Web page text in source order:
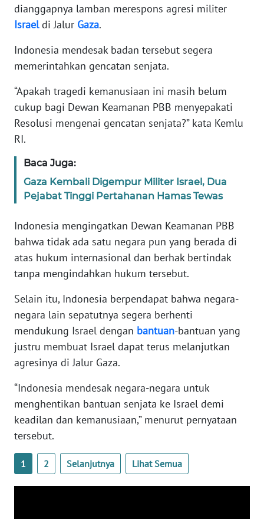
dianggapnya lamban merespons agresi militer
Israeldi Jalur Gaza.
Indonesia mendesak badan tersebut segera
memerintahkan gencatan senjata.
“Apakah tragedi kemanusiaan ini masih belum
cukup bagi Dewan Keamanan PBB menyepakati
Resolusi mengenai gencatan senjata?” kata Kemlu
RI.
Baca Juga:
Gaza Kembali Digempur Militer Israel, Dua
Pejabat Tinggi Pertahanan Hamas Tewas
Indonesia mengingatkan Dewan Keamanan PBB
bahwa tidak ada satu negara pun yang berada di
atas hukum internasional dan berhak bertindak
tanpa mengindahkan hukum tersebut.
Selain itu, Indonesia berpendapat bahwa negara-
negara lain sepatutnya segera berhenti
mendukung Israel dengan bantuan-bantuan yang
justru membuat Israel dapat terus melanjutkan
agresinya di Jalur Gaza.
“Indonesia mendesak negara-negara untuk
menghentikan bantuan senjata ke Israel demi
keadilan dan kemanusiaan,” menurut pernyataan
tersebut.
1 2 Selanjutnya Lihat Semua
KARIR
DISCLAIMER
News
Regional
SUMUT
WN
JAKARTA
WN
JABAR
WN
BANTEN
NTT
WN
KEPRI
WN
PAPUA
WN
PAPUA
BARAT